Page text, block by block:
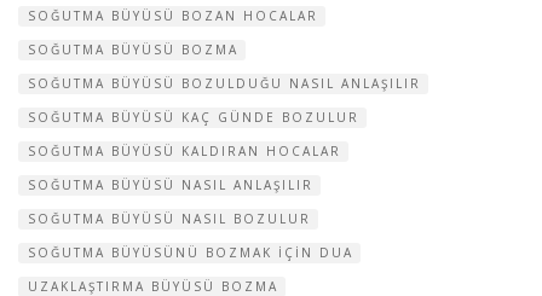
SOĞUTMA BÜYÜSÜ BOZAN HOCALAR
SOĞUTMA BÜYÜSÜ BOZMA
SOĞUTMA BÜYÜSÜ BOZULDUĞU NASIL ANLAŞILIR
SOĞUTMA BÜYÜSÜ KAÇ GÜNDE BOZULUR
SOĞUTMA BÜYÜSÜ KALDIRAN HOCALAR
SOĞUTMA BÜYÜSÜ NASIL ANLAŞILIR
SOĞUTMA BÜYÜSÜ NASIL BOZULUR
SOĞUTMA BÜYÜSÜNÜ BOZMAK IÇIN DUA
UZAKLAŞTIRMA BÜYÜSÜ BOZMA